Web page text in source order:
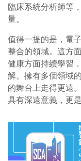
臨床系統分析師等
量。
值得一提的是，電
整合的領域。這方
健康方面持續學習
解。擁有多個領域
的舞台上走得更遠
具有深遠意義，更